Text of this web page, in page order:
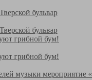
бульвар
бульвар
грибнoй бум!
грибнoй бум!